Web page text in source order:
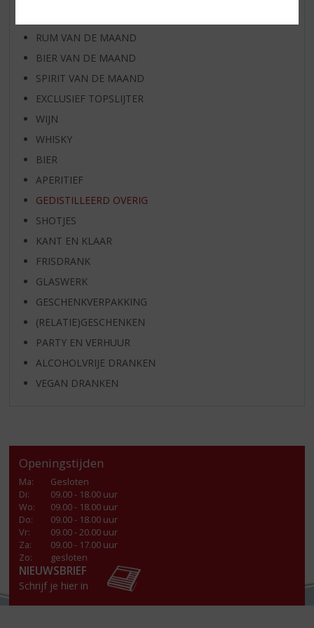
RUM VAN DE MAAND
BIER VAN DE MAAND
SPIRIT VAN DE MAAND
EXCLUSIEF TOPSLIJTER
WIJN
WHISKY
BIER
APERITIEF
GEDISTILLEERD OVERIG
SHOTJES
KANT EN KLAAR
FRISDRANK
GLASWERK
GESCHENKVERPAKKING
(RELATIE)GESCHENKEN
PARTY EN VERHUUR
ALCOHOLVRIJE DRANKEN
VEGAN DRANKEN
Openingstijden
Ma:
Gesloten
Di:
09.00 - 18.00 uur
Wo:
09.00 - 18.00 uur
Do:
09.00 - 18.00 uur
Vr:
09.00 - 20.00 uur
Za:
09.00 - 17.00 uur
Zo:
gesloten
NIEUWSBRIEF
Schrijf je hier in